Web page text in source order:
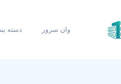
وان سرور دسته